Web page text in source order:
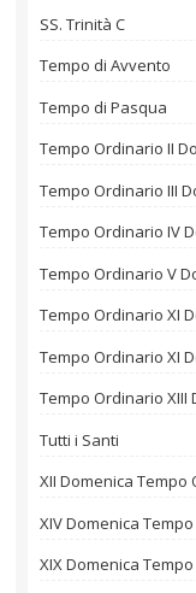
SS. Trinità C
Tempo di Avvento
Tempo di Pasqua
Tempo Ordinario II
Tempo Ordinario III
Tempo Ordinario IV
Tempo Ordinario V
Tempo Ordinario XI
Tempo Ordinario XI
Tempo Ordinario XIII
Tutti i Santi
XII Domenica Tempo
XIV Domenica
XIX Domenica